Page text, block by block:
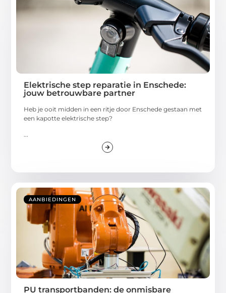
Elektrische step reparatie in Enschede:
jouw betrouwbare partner
Heb je ooit midden in een ritje door Enschede gestaan met
een kapotte elektrische step?
...
AANBIEDINGEN
PU transportbanden: de onmisbare